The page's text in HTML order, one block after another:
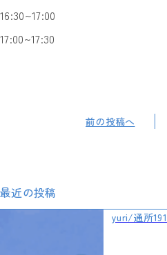
16:30~17:00
17:00~17:30
前の投稿へ
最近の投稿
yuri/通所